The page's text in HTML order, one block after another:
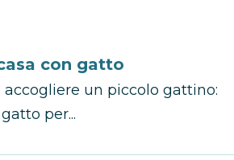
con gatto
un piccolo gattino:
per...